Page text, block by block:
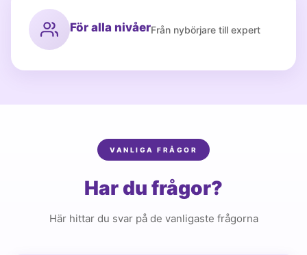
För alla nivåerFrån nybörjare till expert
VANLIGA FRÅGOR
Har du frågor?
Här hittar du svar på de vanligaste frågorna